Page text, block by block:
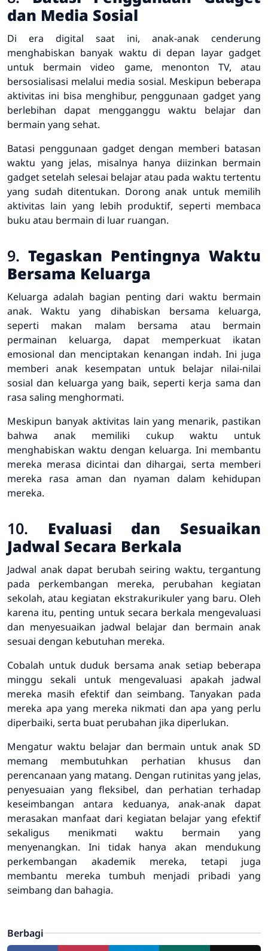
dan Media Sosial
Di era digital saat ini, anak-anak cenderung
menghabiskan banyak waktu di depan layar gadget
untuk bermain video game, menonton TV, atau
bersosialisasi melalui media sosial. Meskipun beberapa
aktivitas ini bisa menghibur, penggunaan gadget yang
berlebihan dapat mengganggu waktu belajar dan
bermain yang sehat.
Batasi penggunaan gadget dengan memberi batasan
waktu yang jelas, misalnya hanya diizinkan bermain
gadget setelah selesai belajar atau pada waktu tertentu
yang sudah ditentukan. Dorong anak untuk memilih
aktivitas lain yang lebih produktif, seperti membaca
buku atau bermain di luar ruangan.
9. Tegaskan Pentingnya Waktu
Bersama Keluarga
Keluarga adalah bagian penting dari waktu bermain
anak. Waktu yang dihabiskan bersama keluarga,
seperti makan malam bersama atau bermain
permainan keluarga, dapat memperkuat ikatan
emosional dan menciptakan kenangan indah. Ini juga
memberi anak kesempatan untuk belajar nilai-nilai
sosial dan keluarga yang baik, seperti kerja sama dan
rasa saling menghormati.
Meskipun banyak aktivitas lain yang menarik, pastikan
bahwa anak memiliki cukup waktu untuk
menghabiskan waktu dengan keluarga. Ini membantu
mereka merasa dicintai dan dihargai, serta memberi
mereka rasa aman dan nyaman dalam kehidupan
mereka.
10. Evaluasi dan Sesuaikan
Jadwal Secara Berkala
Jadwal anak dapat berubah seiring waktu, tergantung
pada perkembangan mereka, perubahan kegiatan
sekolah, atau kegiatan ekstrakurikuler yang baru. Oleh
karena itu, penting untuk secara berkala mengevaluasi
dan menyesuaikan jadwal belajar dan bermain anak
sesuai dengan kebutuhan mereka.
Cobalah untuk duduk bersama anak setiap beberapa
minggu sekali untuk mengevaluasi apakah jadwal
mereka masih efektif dan seimbang. Tanyakan pada
mereka apa yang mereka nikmati dan apa yang perlu
diperbaiki, serta buat perubahan jika diperlukan.
Mengatur waktu belajar dan bermain untuk anak SD
memang membutuhkan perhatian khusus dan
perencanaan yang matang. Dengan rutinitas yang jelas,
penyesuaian yang fleksibel, dan perhatian terhadap
keseimbangan antara keduanya, anak-anak dapat
merasakan manfaat dari kegiatan belajar yang efektif
sekaligus menikmati waktu bermain yang
menyenangkan. Ini tidak hanya akan mendukung
perkembangan akademik mereka, tetapi juga
membantu mereka tumbuh menjadi pribadi yang
seimbang dan bahagia.
Berbagi